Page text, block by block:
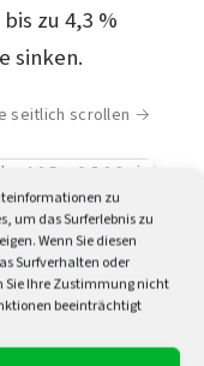
zu
um das Surferlebnis zu
Wenn Sie diesen
Surfverhalten oder
Sie Ihre Zustimmung nicht
beeinträchtigt
zu 4,3 %
sinken.
seitlich scrollen
4.0 Pro & 5.0 Serie
LEISTUNG
445–475 W